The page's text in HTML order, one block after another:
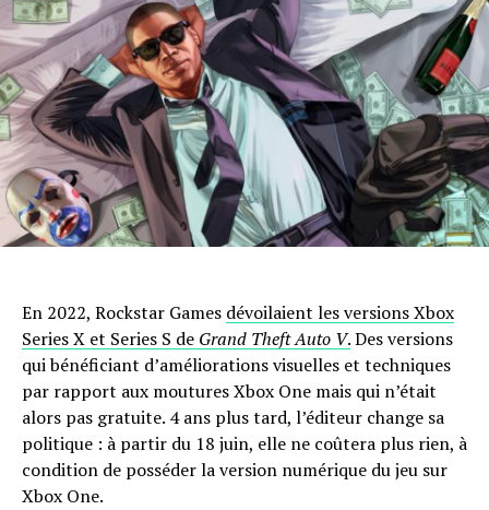
En 2022, Rockstar Games dévoilaient les versions Xbox
Series X et Series S de Grand Theft Auto V.Des versions
qui bénéficiant d’améliorations visuelles et techniques
par rapport aux moutures Xbox One mais qui n’était
alors pas gratuite. 4 ans plus tard, l’éditeur change sa
politique : à partir du 18 juin, elle ne coûtera plus rien, à
condition de posséder la version numérique du jeu sur
Xbox One.